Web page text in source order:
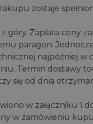
zostaje
Zapłata ceny
paragon.
najpóźniej w
Termin dostawy
się od dnia
w załączniku 1
w zamówieniu